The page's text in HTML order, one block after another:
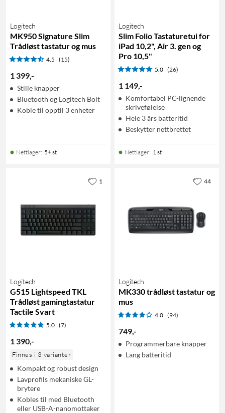
Logitech
MK950 Signature Slim
Trådløst tastatur og mus
4.5 (15)
1 399,-
Stille knapper
Bluetooth og Logitech Bolt
Koble til opptil 3 enheter
Nettlager: 5+ st
Logitech
Slim Folio Tastaturetui for
iPad 10,2", Air 3. gen og
Pro 10,5"
5.0 (26)
1 149,-
Komfortabel PC-lignende
skrivefølelse
Hele 3 års batteritid
Beskytter nettbrettet
Nettlager: 1 st
Logitech
G515 Lightspeed TKL
Trådløst gamingtastatur
Tactile Svart
5.0 (7)
1 390,-
Finnes i 3 varianter
Kompakt og robust design
Lavprofils mekaniske GL-
brytere
Kobles til med Bluetooth
eller USB-A-nanomottaker
1
Logitech
MK330 trådløst tastatur og
mus
4.0 (94)
749,-
Programmerbare knapper
Lang batteritid
44